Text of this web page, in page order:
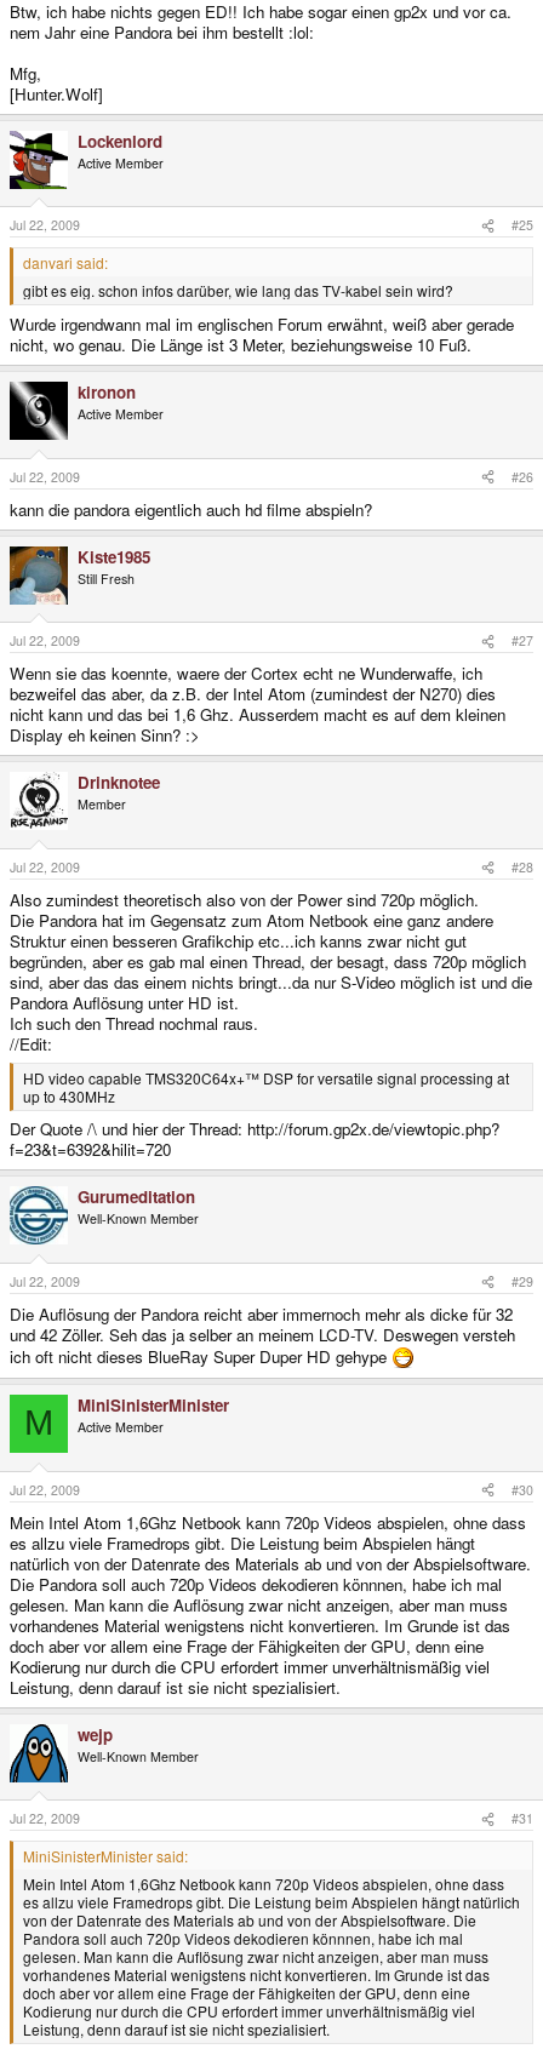
Btw, ich habe nichts gegen ED!! Ich habe sogar einen gp2x und vor ca.
nem Jahr eine Pandora bei ihm bestellt :lol:
Mfg,
[Hunter.Wolf]
Lockenlord
Active Member
Jul 22, 2009 #25
danvari said:
gibt es eig. schon infos darüber, wie lang das TV-kabel sein wird?
Wurde irgendwann mal im englischen Forum erwähnt, weiß aber gerade
nicht, wo genau. Die Länge ist 3 Meter, beziehungsweise 10 Fuß.
kironon
Active Member
Jul 22, 2009 #26
kann die pandora eigentlich auch hd filme abspieln?
Kiste1985
Still Fresh
Jul 22, 2009 #27
Wenn sie das koennte, waere der Cortex echt ne Wunderwaffe, ich
bezweifel das aber, da z.B. der Intel Atom (zumindest der N270) dies
nicht kann und das bei 1,6 Ghz. Ausserdem macht es auf dem kleinen
Display eh keinen Sinn? :>
Drinknotee
Member
Jul 22, 2009 #28
Also zumindest theoretisch also von der Power sind 720p möglich.
Die Pandora hat im Gegensatz zum Atom Netbook eine ganz andere
Struktur einen besseren Grafikchip etc...ich kanns zwar nicht gut
begründen, aber es gab mal einen Thread, der besagt, dass 720p möglich
sind, aber das das einem nichts bringt...da nur S-Video möglich ist und die
Pandora Auflösung unter HD ist.
Ich such den Thread nochmal raus.
//Edit:
HD video capable TMS320C64x+™ DSP for versatile signal processing at
up to 430MHz
Der Quote /\ und hier der Thread: http://forum.gp2x.de/viewtopic.php?
f=23&t=6392&hilit=720
Gurumeditation
Well-Known Member
Jul 22, 2009 #29
Die Auflösung der Pandora reicht aber immernoch mehr als dicke für 32
und 42 Zöller. Seh das ja selber an meinem LCD-TV. Deswegen versteh
ich oft nicht dieses BlueRay Super Duper HD gehype
M MiniSinisterMinister
Active Member
Jul 22, 2009 #30
Mein Intel Atom 1,6Ghz Netbook kann 720p Videos abspielen, ohne dass
es allzu viele Framedrops gibt. Die Leistung beim Abspielen hängt
natürlich von der Datenrate des Materials ab und von der Abspielsoftware.
Die Pandora soll auch 720p Videos dekodieren könnnen, habe ich mal
gelesen. Man kann die Auflösung zwar nicht anzeigen, aber man muss
vorhandenes Material wenigstens nicht konvertieren. Im Grunde ist das
doch aber vor allem eine Frage der Fähigkeiten der GPU, denn eine
Kodierung nur durch die CPU erfordert immer unverhältnismäßig viel
Leistung, denn darauf ist sie nicht spezialisiert.
wejp
Well-Known Member
Jul 22, 2009 #31
MiniSinisterMinister said:
Mein Intel Atom 1,6Ghz Netbook kann 720p Videos abspielen, ohne dass
es allzu viele Framedrops gibt. Die Leistung beim Abspielen hängt natürlich
von der Datenrate des Materials ab und von der Abspielsoftware. Die
Pandora soll auch 720p Videos dekodieren könnnen, habe ich mal
gelesen. Man kann die Auflösung zwar nicht anzeigen, aber man muss
vorhandenes Material wenigstens nicht konvertieren. Im Grunde ist das
doch aber vor allem eine Frage der Fähigkeiten der GPU, denn eine
Kodierung nur durch die CPU erfordert immer unverhältnismäßig viel
Leistung, denn darauf ist sie nicht spezialisiert.